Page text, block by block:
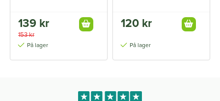
139 kr
153 kr
På lager
120 kr
På lager